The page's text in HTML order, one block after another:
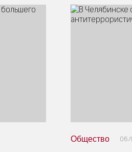
Общество